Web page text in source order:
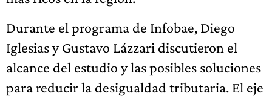
Durante el programa de Infobae, Diego
Iglesias y Gustavo Lázzari discutieron el
alcance del estudio y las posibles soluciones
para reducir la desigualdad tributaria. El eje